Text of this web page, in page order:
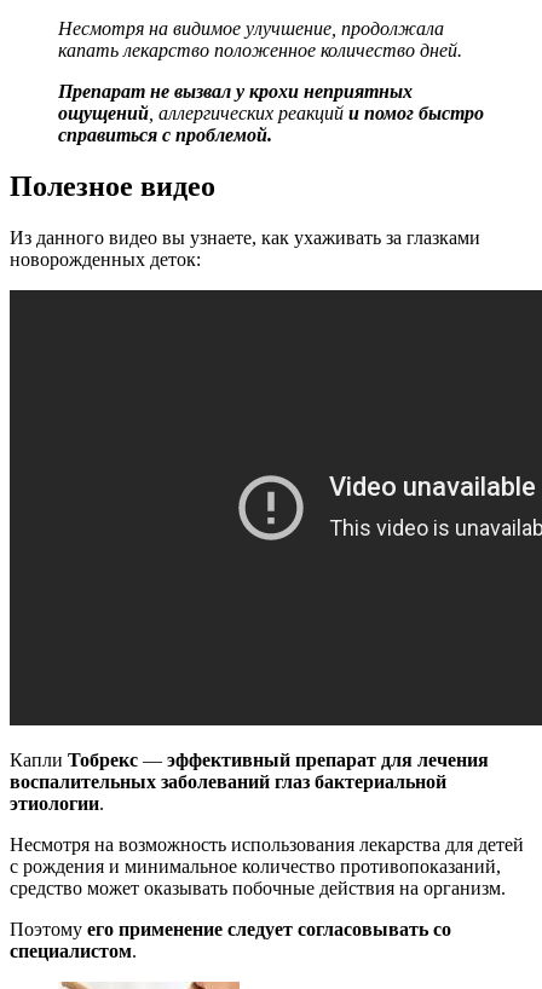
Несмотря на видимое улучшение, продолжала
капать лекарство положенное количество дней.
Препарат не вызвал у крохи неприятных
ощущений , аллергических реакций и помог быстро
справиться с проблемой.
Полезное видео
Из данного видео вы узнаете, как ухаживать за глазками
новорожденных деток:
Капли Тобрекс — эффективный препарат для лечения
воспалительных заболеваний глаз бактериальной
этиологии.
Несмотря на возможность использования лекарства для детей
с рождения и минимальное количество противопоказаний,
средство может оказывать побочные действия на организм.
Поэтому его применение следует согласовывать со
специалистом.